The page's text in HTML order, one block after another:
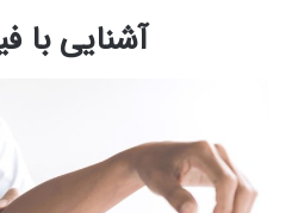
آشنایی با